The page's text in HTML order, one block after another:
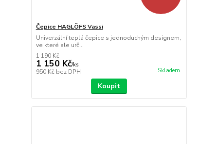
Čepice HAGLÖFS Vassi
Univerzální teplá čepice s jednoduchým designem,
ve které ale urč...
1 190 Kč
1 150 Kč/ks
950 Kč bez DPH Skladem
Koupit